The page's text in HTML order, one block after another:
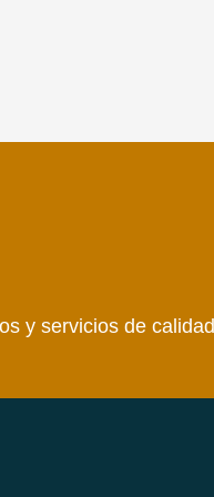
y servicios de calidad